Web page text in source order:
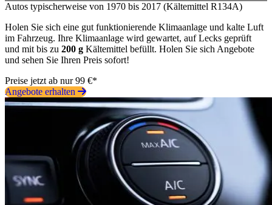
Autos typischerweise von 1970 bis 2017 (Kältemittel R134A)
Holen Sie sich eine gut funktionierende Klimaanlage und kalte Luft
im Fahrzeug. Ihre Klimaanlage wird gewartet, auf Lecks geprüft
und mit bis zu 200 g Kältemittel befüllt. Holen Sie sich Angebote
und sehen Sie Ihren Preis sofort!
Preise jetzt ab nur 99 €*
Angebote erhalten